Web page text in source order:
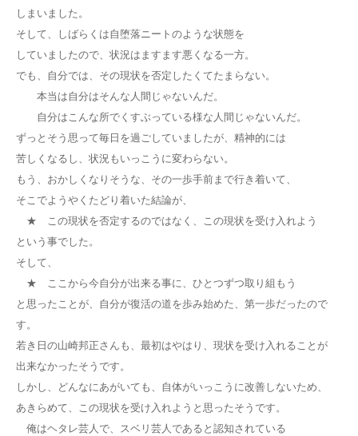
しまいました。
そして、しばらくは自堕落ニートのような状態を
していましたので、状況はますます悪くなる一方。
でも、自分では、その現状を否定したくてたまらない。
本当は自分はそんな人間じゃないんだ。
自分はこんな所でくすぶっている様な人間じゃないんだ。
ずっとそう思って毎日を過ごしていましたが、精神的には
苦しくなるし、状況もいっこうに変わらない。
もう、おかしくなりそうな、その一歩手前まで行き着いて、
そこでようやくたどり着いた結論が、
★ この現状を否定するのではなく、この現状を受け入れよう
という事でした。
そして、
★ ここから今自分が出来る事に、ひとつずつ取り組もう
と思ったことが、自分が復活の道を歩み始めた、第一歩だったので
す。
若き日の山崎邦正さんも、最初はやはり、現状を受け入れることが
出来なかったそうです。
しかし、どんなにあがいても、自体がいっこうに改善しないため、
あきらめて、この現状を受け入れようと思ったそうです。
俺はヘタレ芸人で、スベリ芸人であると認知されている